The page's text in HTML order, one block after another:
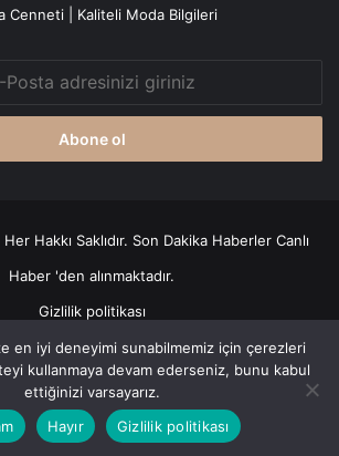
Cenneti | Kaliteli Moda Bilgileri
Hakkı Saklıdır. Son Dakika Haberler Canlı
Haber 'den alınmaktadır.
Gizlilik politikası
Facebook
X YouTubeInstagram
en iyi deneyimi sunabilmemiz için çerezleri
kullanmaya devam ederseniz, bunu kabul
ettiğinizi varsayarız.
Hayır Gizlilik politikası